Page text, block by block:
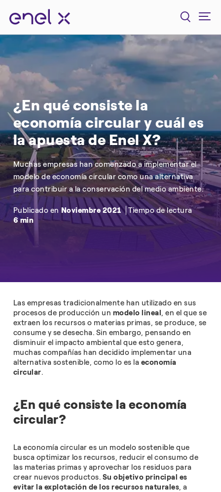
¿En qué consiste la
economía circular y cuál es
la apuesta de Enel X?
Muchas empresas han comenzado a implementar el
modelo de economía circular como una alternativa
para contribuir a la conservación del medio ambiente.
Publicado en Noviembre 2021
Tiempo de lectura
6 min
Las empresas tradicionalmente han utilizado en sus
procesos de producción un modelo lineal, en el que se
extraen los recursos o materias primas, se produce, se
consume y se desecha. Sin embargo, pensando en
disminuir el impacto ambiental que esto genera,
muchas compañías han decidido implementar una
alternativa sostenible, como lo es la economía
circular.
¿En qué consiste la economía
circular?
La economía circular es un modelo sostenible que
busca optimizar los recursos, reducir el consumo de
las materias primas y aprovechar los residuos para
crear nuevos productos. Su objetivo principal es
evitar la explotación de los recursos naturales, a